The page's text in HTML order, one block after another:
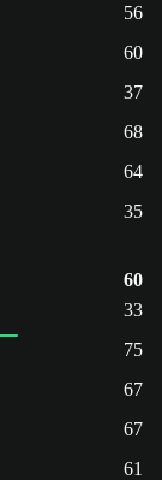
56
60
37
68
64
35
60
33
75
67
67
61